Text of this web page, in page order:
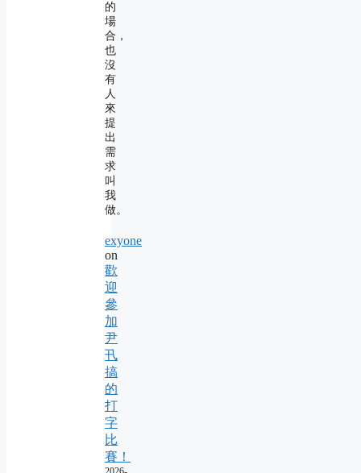
的
場
合，
也
沒
有
人
來
提
出
需
求
叫
我
做。
exyone
on
歡
迎
參
加
尹
卂
搞
的
打
字
比
賽！